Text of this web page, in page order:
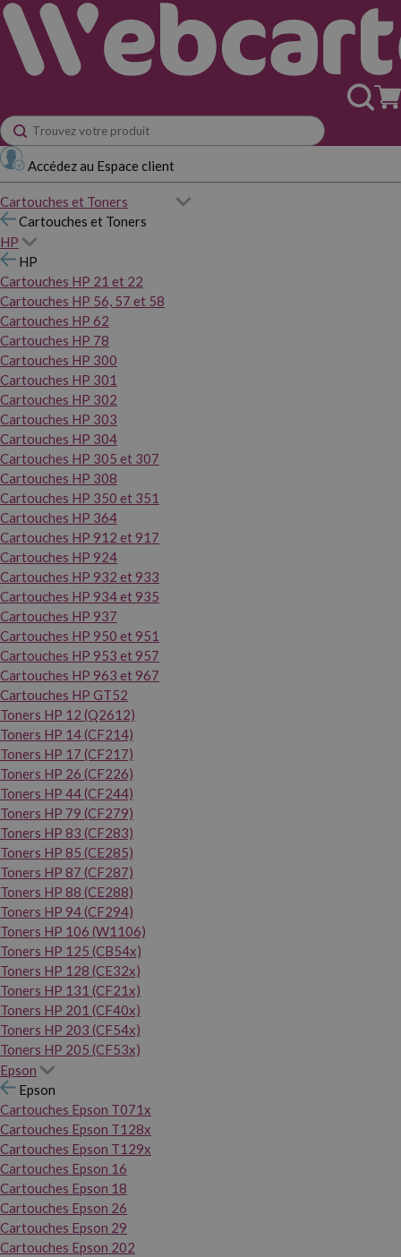
Accédez au Espace client
Cartouches et Toners
Cartouches et Toners
HP
HP
Cartouches HP 21 et 22
Cartouches HP 56, 57 et 58
Cartouches HP 62
Cartouches HP 78
Cartouches HP 300
Cartouches HP 301
Cartouches HP 302
Cartouches HP 303
Cartouches HP 304
Cartouches HP 305 et 307
Cartouches HP 308
Cartouches HP 350 et 351
Cartouches HP 364
Cartouches HP 912 et 917
Cartouches HP 924
Cartouches HP 932 et 933
Cartouches HP 934 et 935
Cartouches HP 937
Cartouches HP 950 et 951
Cartouches HP 953 et 957
Cartouches HP 963 et 967
Cartouches HP GT52
Toners HP 12 (Q2612)
Toners HP 14 (CF214)
Toners HP 17 (CF217)
Toners HP 26 (CF226)
Toners HP 44 (CF244)
Toners HP 79 (CF279)
Toners HP 83 (CF283)
Toners HP 85 (CE285)
Toners HP 87 (CF287)
Toners HP 88 (CE288)
Toners HP 94 (CF294)
Toners HP 106 (W1106)
Toners HP 125 (CB54x)
Toners HP 128 (CE32x)
Toners HP 131 (CF21x)
Toners HP 201 (CF40x)
Toners HP 203 (CF54x)
Toners HP 205 (CF53x)
Epson
Epson
Cartouches Epson T071x
Cartouches Epson T128x
Cartouches Epson T129x
Cartouches Epson 16
Cartouches Epson 18
Cartouches Epson 26
Cartouches Epson 29
Cartouches Epson 202